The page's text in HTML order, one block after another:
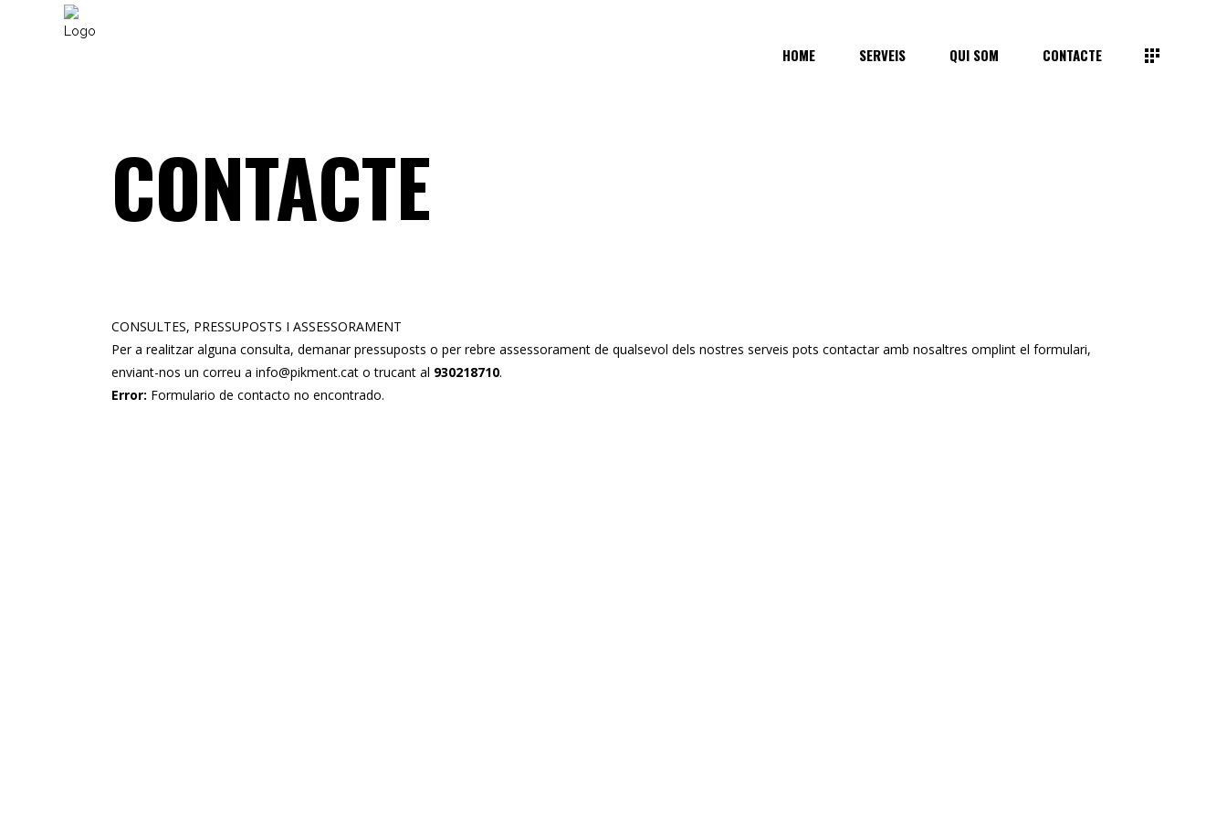
HOME SERVEIS QUI SOM CONTACTE
CONTACTE
CONSULTES, PRESSUPOSTS I ASSESSORAMENT
Per a realitzar alguna consulta, demanar pressuposts o per rebre assessorament de qualsevol dels nostres serveis pots contactar amb nosaltres omplint el formulari,
enviant-nos un correu a info@pikment.cat o trucant al 930218710.
Error: Formulario de contacto no encontrado.